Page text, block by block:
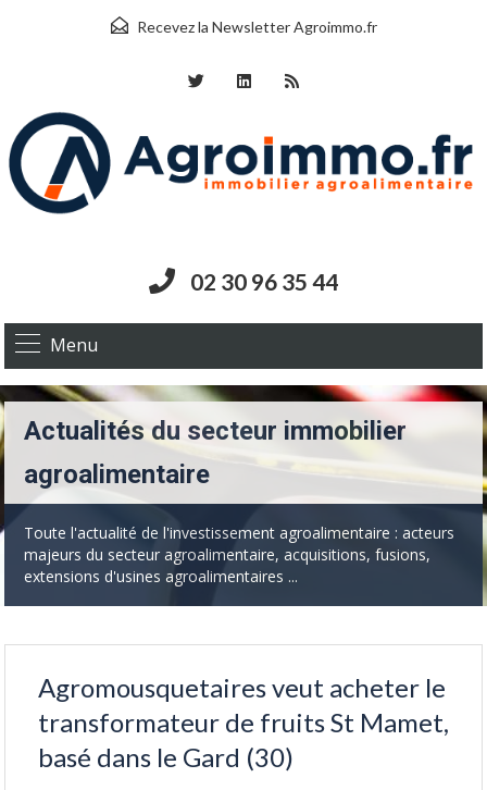
Recevez la Newsletter Agroimmo.fr
02 30 96 35 44
Menu
Actualités du secteur immobilier
agroalimentaire
Toute l'actualité de l'investissement agroalimentaire : acteurs
majeurs du secteur agroalimentaire, acquisitions, fusions,
extensions d'usines agroalimentaires ...
Agromousquetaires veut acheter le
transformateur de fruits St Mamet,
basé dans le Gard (30)